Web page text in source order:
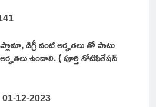
డిగ్రీ వంటి అర్హతలు తో పాటు
ఉండాలి. ( పూర్తి నోటిఫికేషన్
01-12-2023